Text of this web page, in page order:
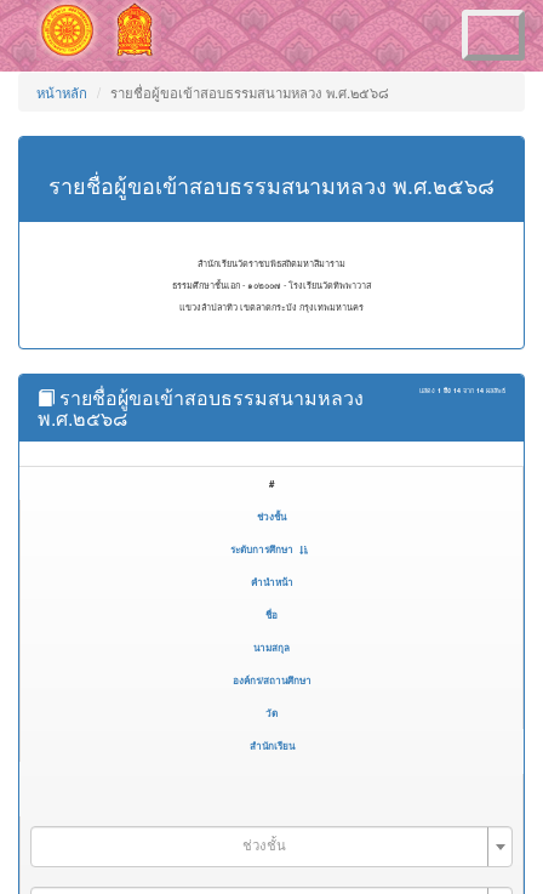
Toggle
navigation
หน้าหลัก รายชื่อผู้ขอเข้าสอบธรรมสนามหลวง พ.ศ.๒๕๖๘
รายชื่อผู้ขอเข้าสอบธรรมสนามหลวง พ.ศ.๒๕๖๘
สำนักเรียนวัดราชบพิธสถิตมหาสีมาราม
ธรรมศึกษาชั้นเอก - ๑๐๒๐๐๗ - โรงเรียนวัดทิพพาวาส
แขวงลำปลาทิว เขตลาดกระบัง กรุงเทพมหานคร
แสดง 1 ถึง 14 จาก 14 ผลลัพธ์
รายชื่อผู้ขอเข้าสอบธรรมสนามหลวง
พ.ศ.๒๕๖๘
#
ช่วงชั้น
ระดับการศึกษา
คำนำหน้า
ชื่อ
นามสกุล
องค์กร/สถานศึกษา
วัด
สำนักเรียน
ช่วงชั้น